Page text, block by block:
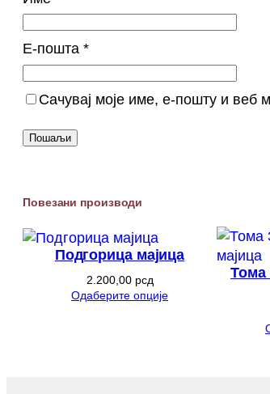
Е-пошта *
Сачувај моје име, е-пошту и веб
Повезани производи
Подгорица мајица
2.200,00 рсд
Одаберите опције
Тома